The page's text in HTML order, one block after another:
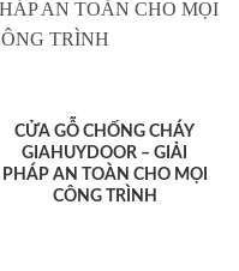
CỬA GỖ CHỐNG CHÁY
GIAHUYDOOR – GIẢI
PHÁP AN TOÀN CHO MỌI
CÔNG TRÌNH